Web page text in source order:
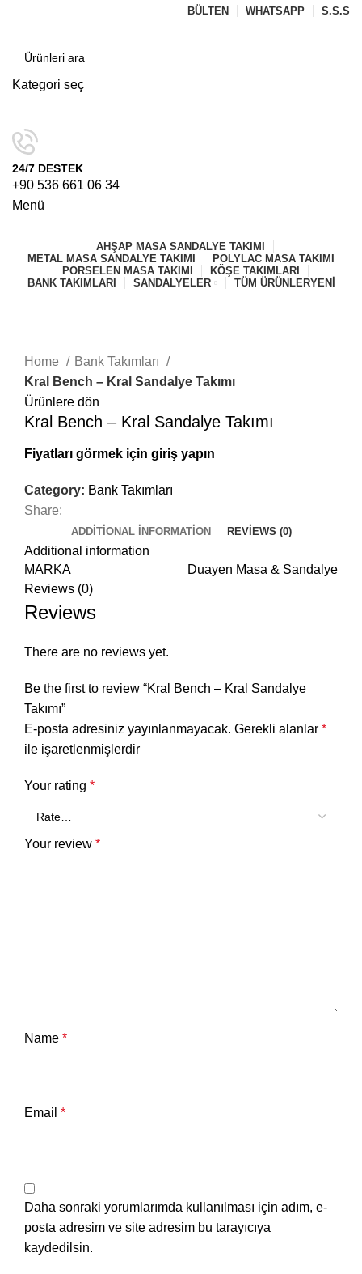
BÜLTEN WHATSAPP S.S.S
Kategori seç
24/7 DESTEK
+90 536 661 06 34
Menü
AHŞAP MASA SANDALYE TAKIMI
METAL MASA SANDALYE TAKIMI
POLYLAC MASA TAKIMI
PORSELEN MASA TAKIMI
KÖŞE TAKIMLARI
BANK TAKIMLARI
SANDALYELER TÜM ÜRÜNLERYENI
Home
Bank Takımları
Kral Bench – Kral Sandalye Takımı
Ürünlere dön
Kral Bench – Kral Sandalye Takımı
Fiyatları görmek için giriş yapın
Category: Bank Takımları
Share:
ADDITIONAL INFORMATION REVIEWS (0)
Additional information
MARKA
Duayen Masa & Sandalye
Reviews (0)
Reviews
There are no reviews yet.
Be the first to review “Kral Bench – Kral Sandalye
Takımı”
E-posta adresiniz yayınlanmayacak. Gerekli alanlar *
ile işaretlenmişlerdir
Your rating *
Your review *
Name *
Email *
Daha sonraki yorumlarımda kullanılması için adım, e-
posta adresim ve site adresim bu tarayıcıya
kaydedilsin.